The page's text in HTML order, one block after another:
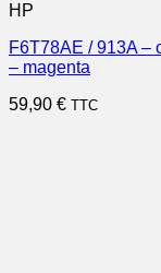
HP
F6T78AE / 913A –
– magenta
59,90 € TTC